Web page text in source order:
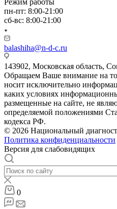
пн-пт: 8:00-21:00
сб-вс: 8:00-21:00
balashiha@n-d-c.ru
143902, Московская область,
Обращаем Ваше внимание на
носит исключительно
каких условиях
размещенные на сайте, не
определяемой положениями
кодекса РФ.
© 2026 Национальный
Политика конфиденциальности
Версия для слабовидящих
0